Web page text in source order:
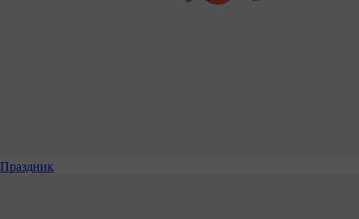
Праздник